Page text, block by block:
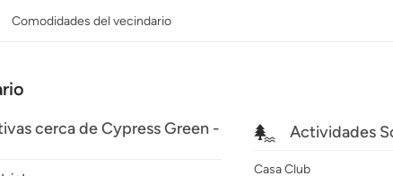
Comodidades del vecindario
cerca de Cypress Green - Actividades
Casa Club